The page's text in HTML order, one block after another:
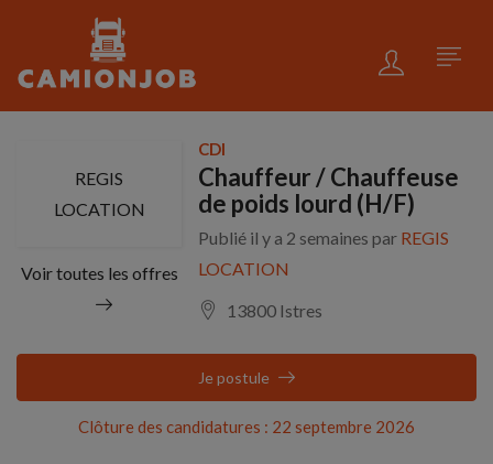
REGIS
LOCATION
Voir toutes les offres
CDI
Chauffeur / Chauffeuse
de poids lourd (H/F)
Publié il y a 2 semaines par REGIS
LOCATION
13800 Istres
Clôture des candidatures : 22 septembre 2026
Je postule